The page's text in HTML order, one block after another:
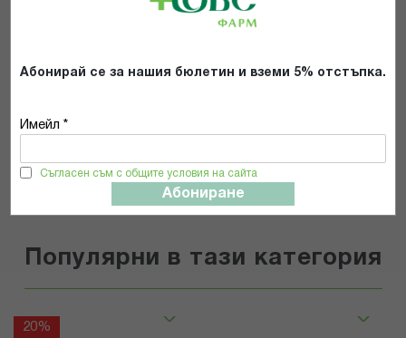
Абонирай се за нашия бюлетин и вземи 5% отстъпка.
Имейл *
Съгласен съм с общите условия на сайта
Абониране
Прочетох и се съгласявам с
Популярни в тази категория
20%